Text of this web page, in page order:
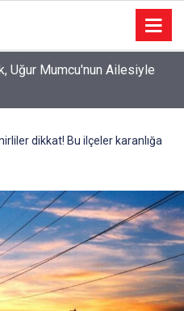
vurdu
dikkat! Bu ilçeler karanlığa